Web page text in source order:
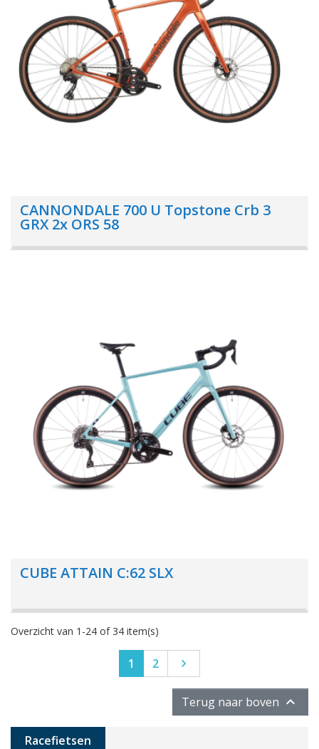
CANNONDALE 700 U Topstone Crb 3
GRX 2x ORS 58
CUBE ATTAIN C:62 SLX
Overzicht van 1-24 of 34 item(s)
1 2 Volgende

Terug naar boven 
Racefietsen